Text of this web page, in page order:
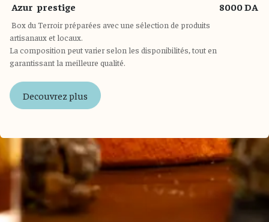
Azur prestige 8000 DA
Box du Terroir préparées avec une sélection de produits
artisanaux et locaux.
La composition peut varier selon les disponibilités, tout en
garantissant la meilleure qualité.
Decouvrez plus